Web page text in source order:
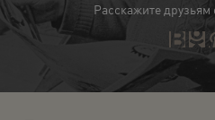
Расскажите друзьям